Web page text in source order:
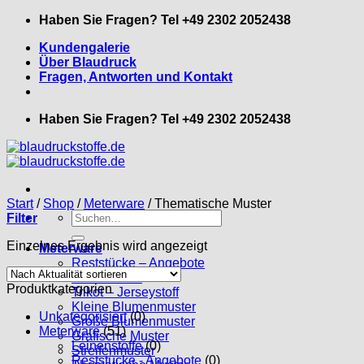
Zum
springen
Haben Sie Fragen? Tel +49 2302 2052438
Kundengalerie
Über Blaudruck
Fragen, Antworten und Kontakt
Haben Sie Fragen? Tel +49 2302 2052438
Suche
nach:
Meterware
Reststücke – Angebote
Leinenstoffe
Trikot – Jerseystoff
Kleine Blumenmuster
Große Blumenmuster
Grafische Muster
Streifenmuster
Start / Shop / Meterware /Thematische Muster
Filter
Einzelnes Ergebnis wird angezeigt
Produktkategorien
Unkategorisiert (0)
Meterware (51)
Leinenstoffe (0)
Reststücke - Angebote (0)